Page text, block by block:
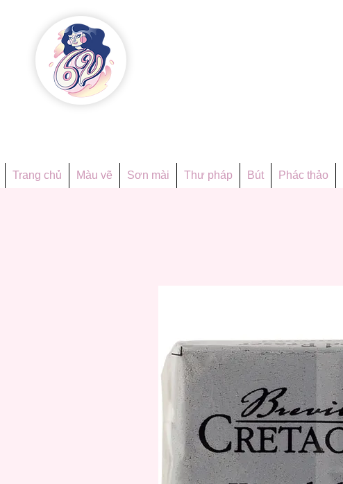
Trang chủ Màu vẽ Sơn mài Thư pháp Bút Phác thảo